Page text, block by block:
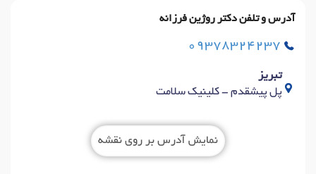
آدرس و تلفن دکتر روژین فرزانه
09378324237
تبریز
پل پیشقدم - کلینیک سلامت
نمایش آدرس بر روی نقشه